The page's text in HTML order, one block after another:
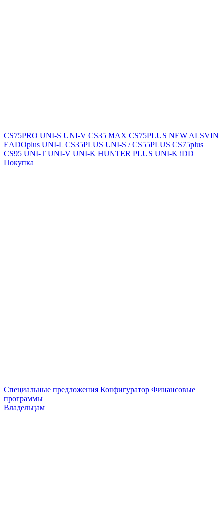
CS75PRO UNI-S UNI-V CS35 MAX CS75PLUS NEW ALSVIN
EADOplus UNI-L CS35PLUS UNI-S / CS55PLUS CS75plus
CS95 UNI-T UNI-V UNI-K HUNTER PLUS UNI-K iDD
Покупка
Специальные предложения Конфигуратор Финансовые
программы
Владельцам